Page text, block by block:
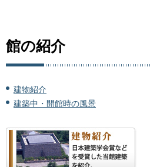
館の紹介
建物紹介
建築中・開館時の風景